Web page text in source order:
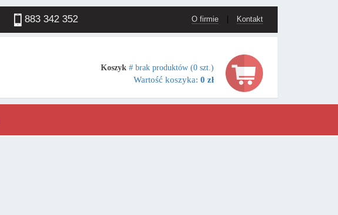
883 342 352 O firmie Kontakt
Koszyk # brak produktów (0 szt.)
Wartość koszyka: 0 zł